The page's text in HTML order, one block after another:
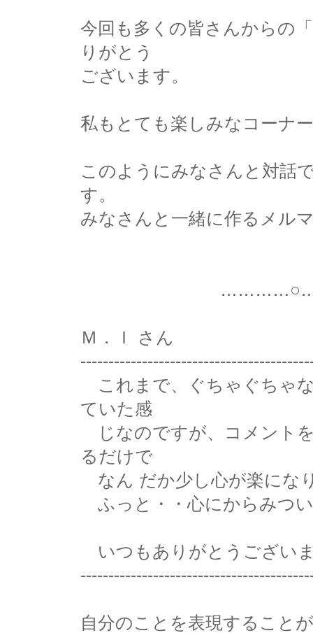
今回も多くの皆さんからの
りがとう
ございます。
私もとても楽しみなコーナ
このようにみなさんと対話
す。
みなさんと一緒に作るメル
Ｍ．Ｉ さん
これまで、ぐちゃぐちゃ
ていた感
じなのですが、コメント
るだけで
なん だか少し心が楽にな
ふっと・・心にからみつ
いつもありがとうござい
自分のことを表現すること